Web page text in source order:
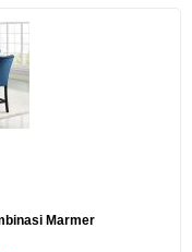
Marmer